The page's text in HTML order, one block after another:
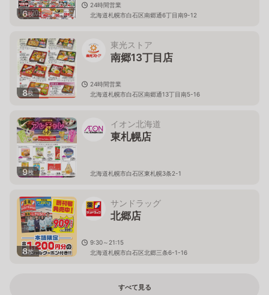
6枚
24時間営業
北海道札幌市白石区南郷通6丁目南9-12
8枚
東光ストア
南郷13丁目店
24時間営業
北海道札幌市白石区南郷通13丁目南5-16
9枚
イオン北海道
東札幌店
北海道札幌市白石区東札幌3条2-1
8枚
サンドラッグ
北郷店
9:30～21:15
北海道札幌市白石区北郷三条6-1-16
すべて見る